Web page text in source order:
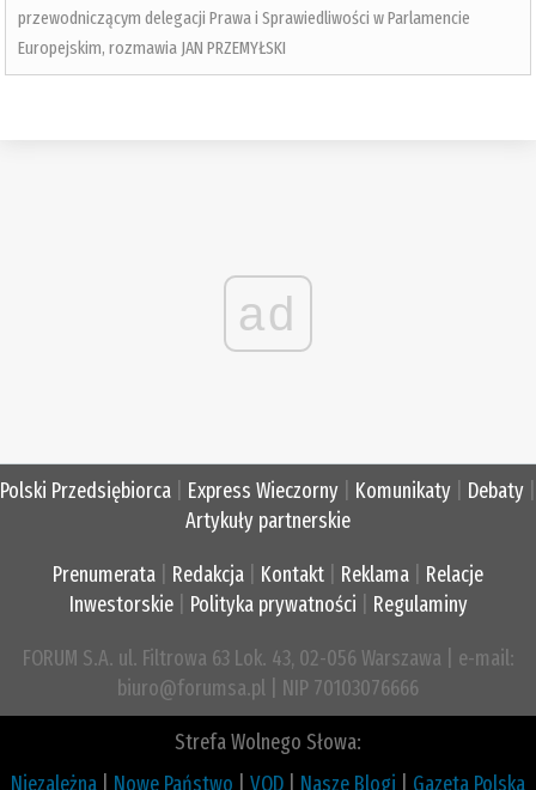
przewodniczącym delegacji Prawa i Sprawiedliwości w Parlamencie
Europejskim, rozmawia JAN PRZEMYŁSKI
ad
Polski Przedsiębiorca Express Wieczorny Komunikaty Debaty
Artykuły partnerskie
Prenumerata Redakcja Kontakt Reklama
Relacje
Inwestorskie| Polityka prywatności Regulaminy
FORUM S.A. ul. Filtrowa 63 Lok. 43, 02-056 Warszawa | e-mail:
biuro@forumsa.pl | NIP 70103076666
Strefa Wolnego Słowa:
Niezależna
Nowe Państwo VOD Nasze Blogi Gazeta Polska